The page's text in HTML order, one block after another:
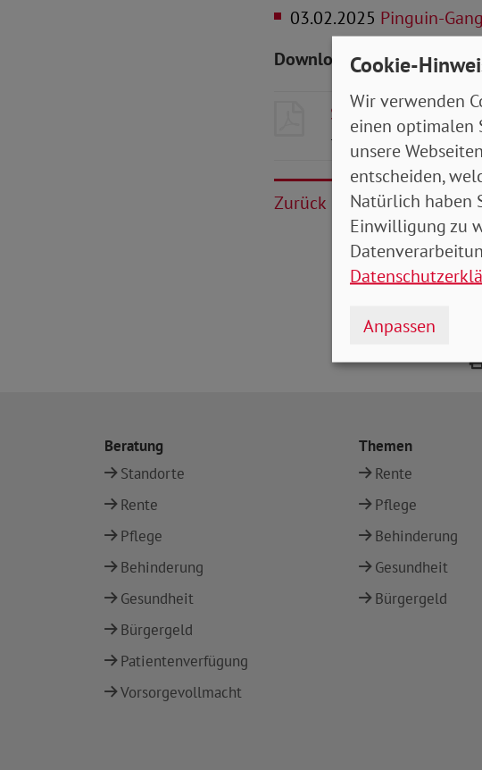
03.02.2025 Pinguin-
Downloads zum Artikel
SoVD-Zeitung
- 11 MB
Zurück
Beratung
Standorte
Rente
Pflege
Behinderung
Gesundheit
Bürgergeld
Patientenverfügung
Vorsorgevollmacht
Themen
Rente
Pflege
Behinderung
Gesundheit
Bürgergeld
Cookie-
Wir verwenden
einen optimalen
unsere
entscheiden,
Natürlich haben
Einwilligung zu
Anpassen